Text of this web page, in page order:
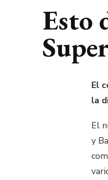
Esto
El
la
El
y